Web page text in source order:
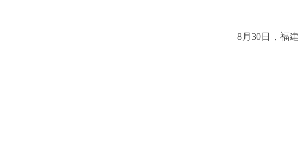
8月30日，福